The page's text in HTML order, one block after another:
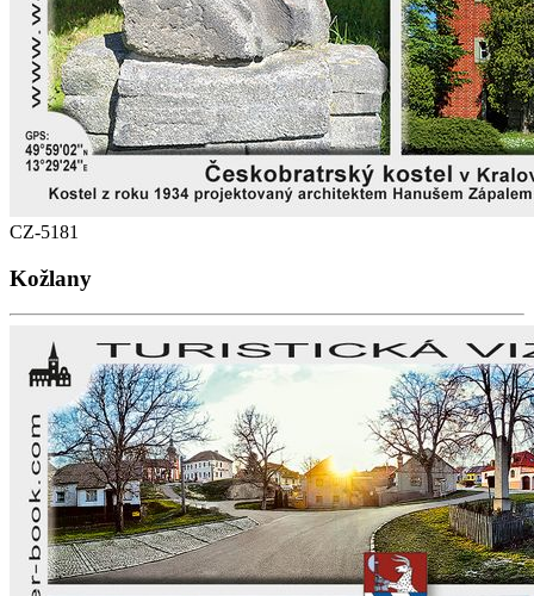
CZ-5181
Kožlany